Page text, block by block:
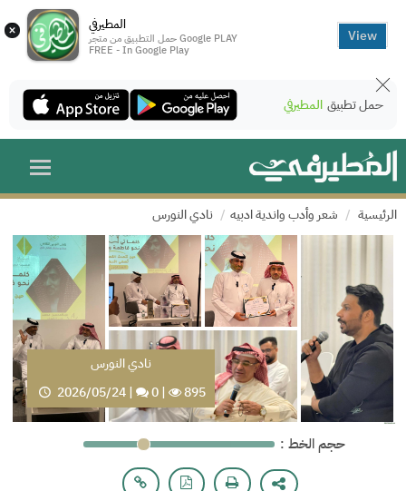
× المطيرفي
حمل التطبيق من متجر Google PLAY
FREE - In Google Play
View
حمل تطبيق المطيرفي
الرئيسية شعر وأدب واندية ادبيه نادي النورس
نادي النورس
2026/05/24| 0| 895
: حجم الخط